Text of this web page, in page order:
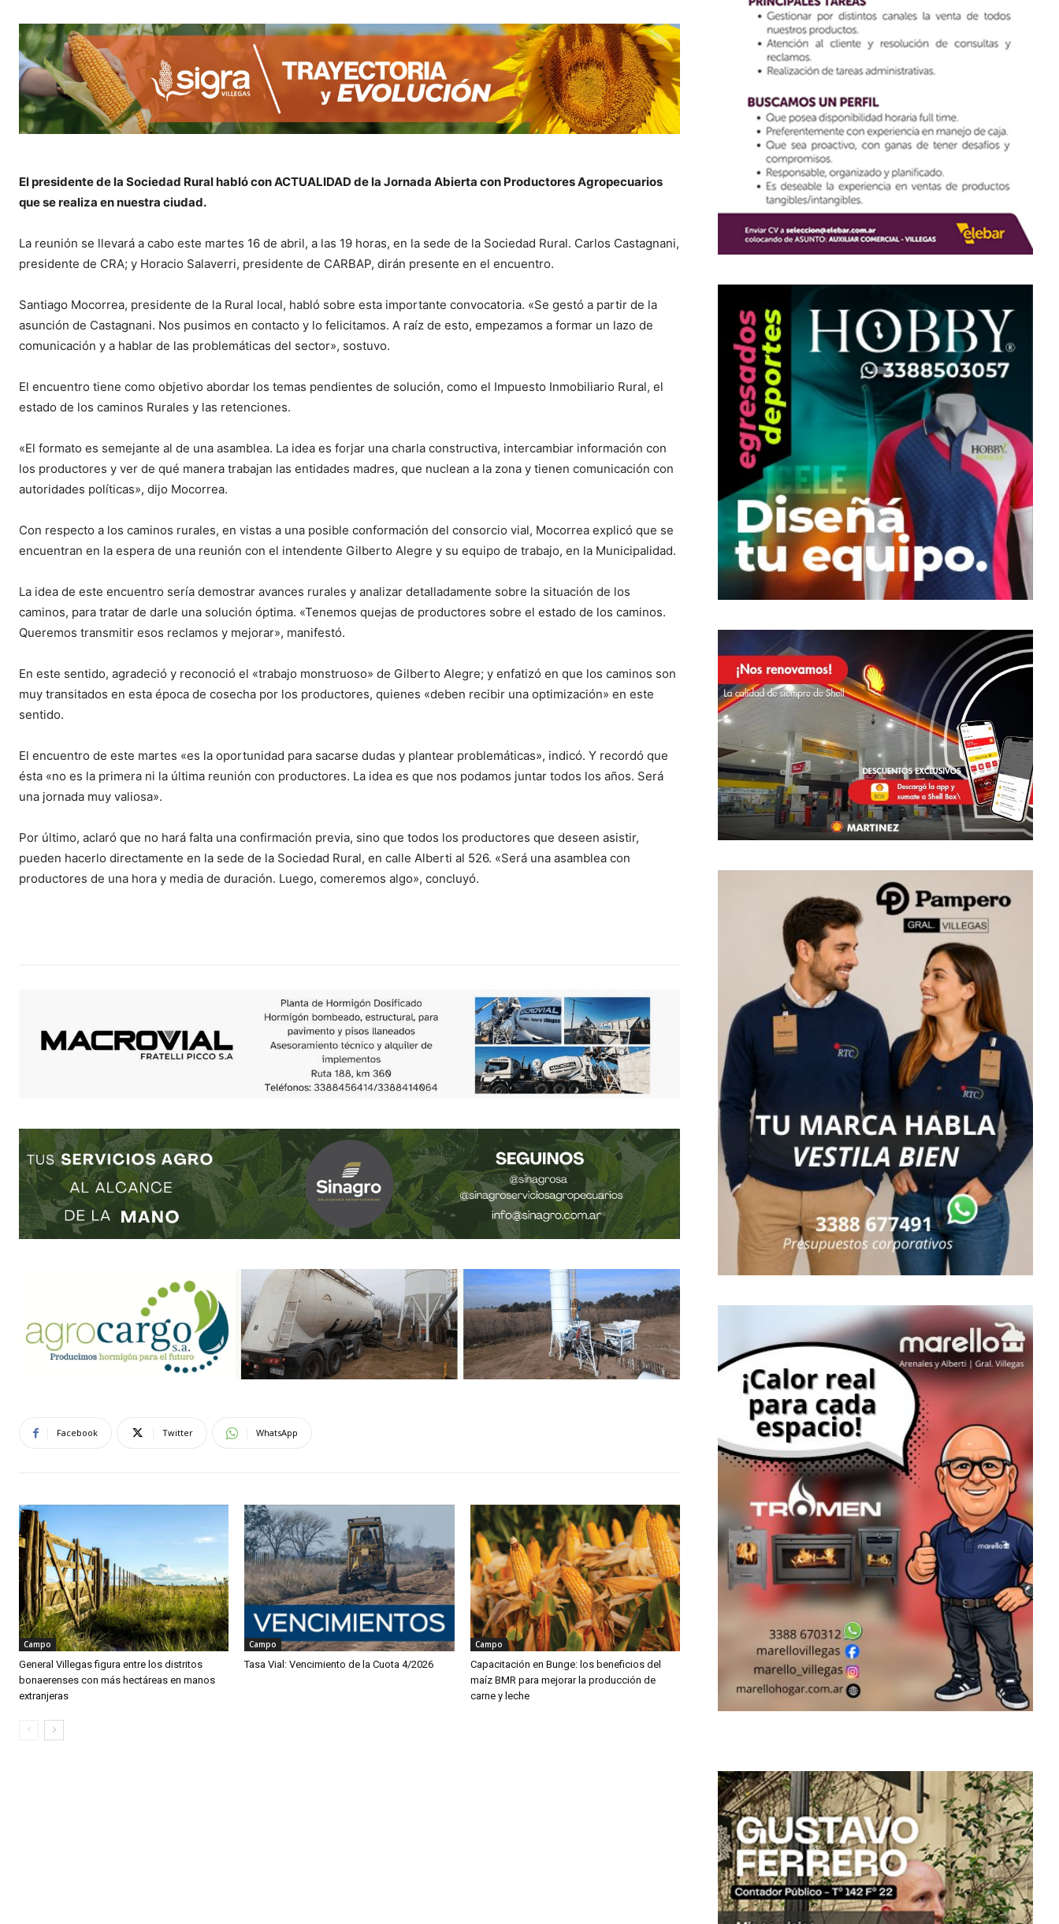
El presidente de la Sociedad Rural habló con ACTUALIDAD de la Jornada Abierta con Productores Agropecuarios
que se realiza en nuestra ciudad.
La reunión se llevará a cabo este martes 16 de abril, a las 19 horas, en la sede de la Sociedad Rural. Carlos Castagnani,
presidente de CRA; y Horacio Salaverri, presidente de CARBAP, dirán presente en el encuentro.
Santiago Mocorrea, presidente de la Rural local, habló sobre esta importante convocatoria. «Se gestó a partir de la
asunción de Castagnani. Nos pusimos en contacto y lo felicitamos. A raíz de esto, empezamos a formar un lazo de
comunicación y a hablar de las problemáticas del sector», sostuvo.
El encuentro tiene como objetivo abordar los temas pendientes de solución, como el Impuesto Inmobiliario Rural, el
estado de los caminos Rurales y las retenciones.
«El formato es semejante al de una asamblea. La idea es forjar una charla constructiva, intercambiar información con
los productores y ver de qué manera trabajan las entidades madres, que nuclean a la zona y tienen comunicación con
autoridades políticas», dijo Mocorrea.
Con respecto a los caminos rurales, en vistas a una posible conformación del consorcio vial, Mocorrea explicó que se
encuentran en la espera de una reunión con el intendente Gilberto Alegre y su equipo de trabajo, en la Municipalidad.
La idea de este encuentro sería demostrar avances rurales y analizar detalladamente sobre la situación de los
caminos, para tratar de darle una solución óptima. «Tenemos quejas de productores sobre el estado de los caminos.
Queremos transmitir esos reclamos y mejorar», manifestó.
En este sentido, agradeció y reconoció el «trabajo monstruoso» de Gilberto Alegre; y enfatizó en que los caminos son
muy transitados en esta época de cosecha por los productores, quienes «deben recibir una optimización» en este
sentido.
El encuentro de este martes «es la oportunidad para sacarse dudas y plantear problemáticas», indicó. Y recordó que
ésta «no es la primera ni la última reunión con productores. La idea es que nos podamos juntar todos los años. Será
una jornada muy valiosa».
Por último, aclaró que no hará falta una confirmación previa, sino que todos los productores que deseen asistir,
pueden hacerlo directamente en la sede de la Sociedad Rural, en calle Alberti al 526. «Será una asamblea con
productores de una hora y media de duración. Luego, comeremos algo», concluyó.
Facebook Twitter WhatsApp
Campo
General Villegas figura entre los distritos
bonaerenses con más hectáreas en manos
extranjeras
Campo
Tasa Vial: Vencimiento de la Cuota 4/2026
Campo
Capacitación en Bunge: los beneficios del
maíz BMR para mejorar la producción de
carne y leche